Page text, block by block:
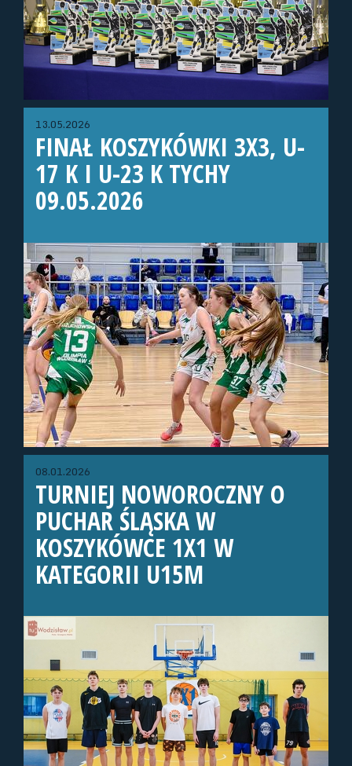
13.05.2026
FINAŁ KOSZYKÓWKI 3X3, U-
17 K I U-23 K TYCHY
09.05.2026
08.01.2026
TURNIEJ NOWOROCZNY O
PUCHAR ŚLĄSKA W
KOSZYKÓWCE 1X1 W
KATEGORII U15M